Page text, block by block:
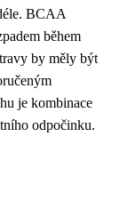
BCAA
během
by měly být
je kombinace
odpočinku.